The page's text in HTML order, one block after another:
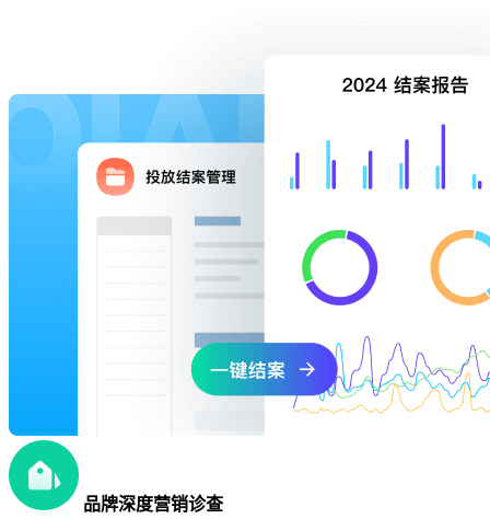
品牌深度营销诊查